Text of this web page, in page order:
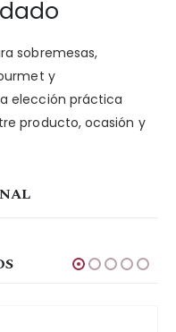
sobremesas,
y
elección práctica
producto, ocasión y